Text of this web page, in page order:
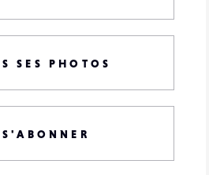
SES PHOTOS
S'ABONNER